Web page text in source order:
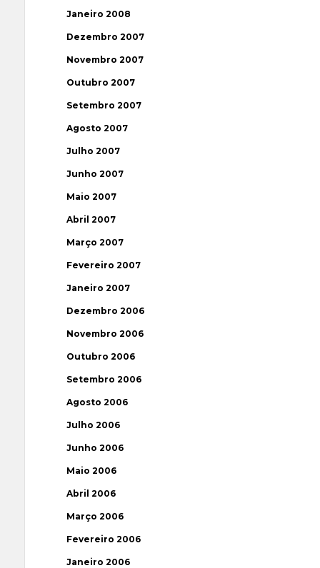
Janeiro 2008
Dezembro 2007
Novembro 2007
Outubro 2007
Setembro 2007
Agosto 2007
Julho 2007
Junho 2007
Maio 2007
Abril 2007
Março 2007
Fevereiro 2007
Janeiro 2007
Dezembro 2006
Novembro 2006
Outubro 2006
Setembro 2006
Agosto 2006
Julho 2006
Junho 2006
Maio 2006
Abril 2006
Março 2006
Fevereiro 2006
Janeiro 2006